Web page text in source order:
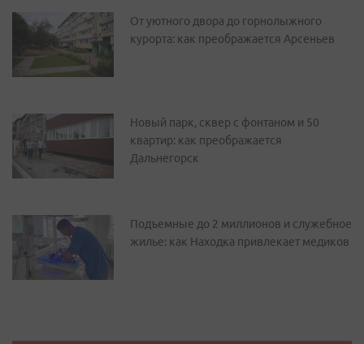
От уютного двора до горнолыжного
курорта: как преображается Арсеньев
Новый парк, сквер с фонтаном и 50
квартир: как преображается
Дальнегорск
Подъемные до 2 миллионов и служебное
жилье: как Находка привлекает медиков